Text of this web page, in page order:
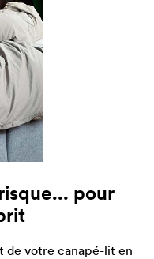
pour
de votre canapé-lit en